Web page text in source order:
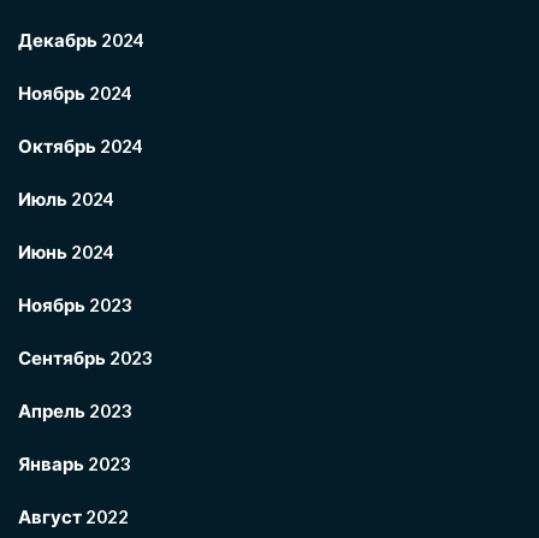
Декабрь 2024
Ноябрь 2024
Октябрь 2024
Июль 2024
Июнь 2024
Ноябрь 2023
Сентябрь 2023
Апрель 2023
Январь 2023
Август 2022